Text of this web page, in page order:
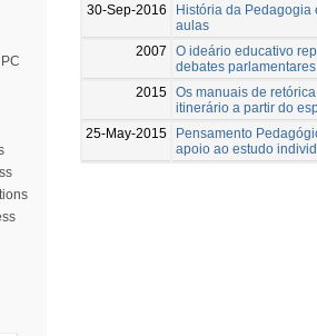
30-Sep-2016
História da Pedagogia
aulas
2007
O ideário educativo
debates
2015 Os manuais de
itinerário a partir do
25-May-2015
Pensamento
apoio ao estudo